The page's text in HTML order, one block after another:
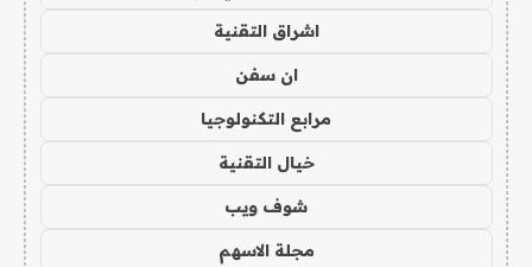
اشراق التقنية
ان سفن
مرابع التكنولوجيا
خيال التقنية
شوف ويب
مجلة الاسهم